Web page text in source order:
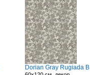
Dorian Gray Rugiada B